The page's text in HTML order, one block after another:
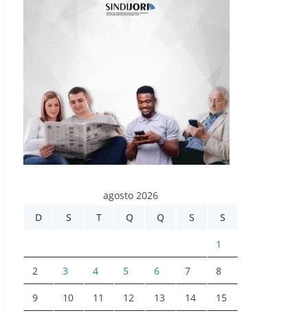
agosto 2026
D
S T Q Q S S
1
2 3 4 5 6 7 8
9 10 11 12 13 14 15